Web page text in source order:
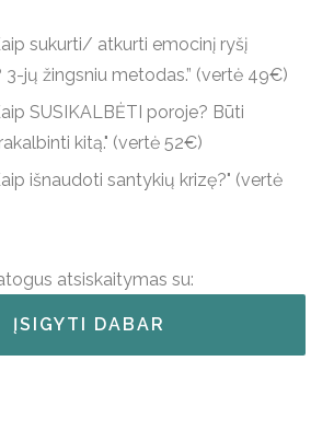
sukurti/ atkurti emocinį ryšį
jų žingsniu metodas.” (vertė 49€)
SUSIKALBĖTI poroje? Būti
kitą." (vertė 52€)
išnaudoti santykių krizę?" (vertė
atsiskaitymas su:
ĮSIGYTI DABAR